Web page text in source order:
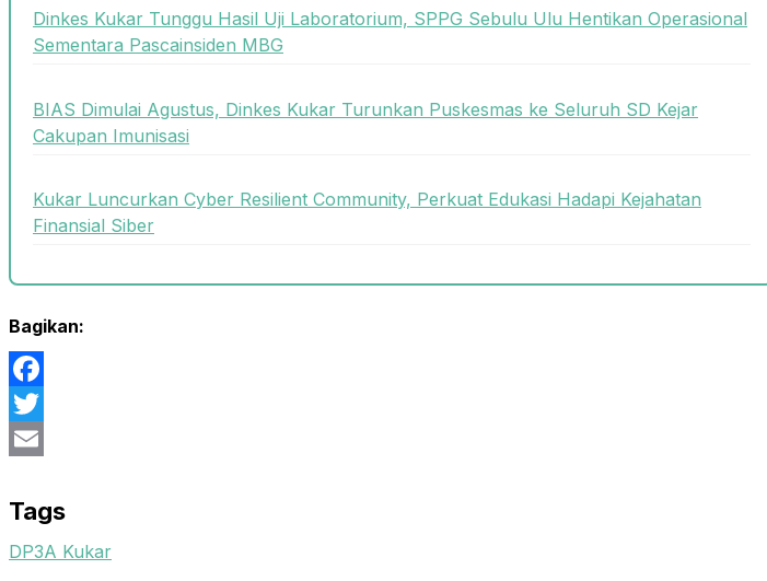
Dinkes Kukar Tunggu Hasil Uji Laboratorium, SPPG Sebulu Ulu Hentikan Operasional
Sementara Pascainsiden MBG
BIAS Dimulai Agustus, Dinkes Kukar Turunkan Puskesmas ke Seluruh SD Kejar
Cakupan Imunisasi
Kukar Luncurkan Cyber Resilient Community, Perkuat Edukasi Hadapi Kejahatan
Finansial Siber
Bagikan:
Facebook
Twitter
Tags
DP3A Kukar